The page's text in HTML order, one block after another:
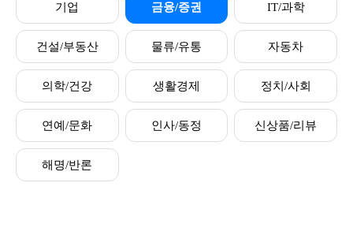
기업 금융/증권 IT/과학
건설/부동산 물류/유통 자동차
의학/건강 생활경제 정치/사회
연예/문화 인사/동정 신상품/리뷰
해명/반론